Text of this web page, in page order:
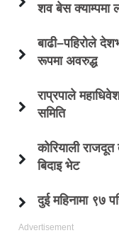
शव बेस क्याम्पमा
बाढी–पहिरोले
रूपमा अवरुद्ध
राप्रपाले
समिति
कोरियाली
बिदाइ भेट
दुई महिनामा ९७